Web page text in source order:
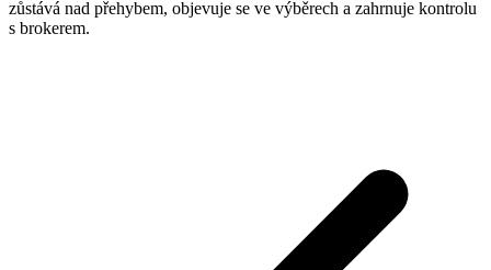
zůstává nad přehybem, objevuje se ve výběrech a zahrnuje kontrolu
s brokerem.